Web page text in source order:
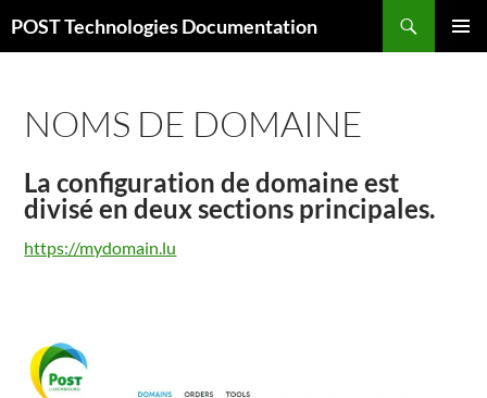
auPOST Technologies Documentation
NOMS DE DOMAINE
La configuration de domaine est
divisé en deux sections principales.
https://mydomain.lu